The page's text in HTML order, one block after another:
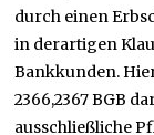
durch einen
in derartigen
Bankkunden.
2366,2367 BGB
ausschließliche